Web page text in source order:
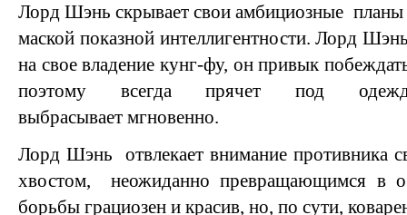
Лорд Шэнь скрывает свои амбициозные планы
маской показной интеллигентности. Лорд
на свое владение кунг-фу, он привык
поэтому всегда прячет под
выбрасывает мгновенно.
Лорд Шэнь
отвлекает внимание противника
хвостом,
неожиданно превращающимся в
борьбы грациозен и красив, но, по сути,